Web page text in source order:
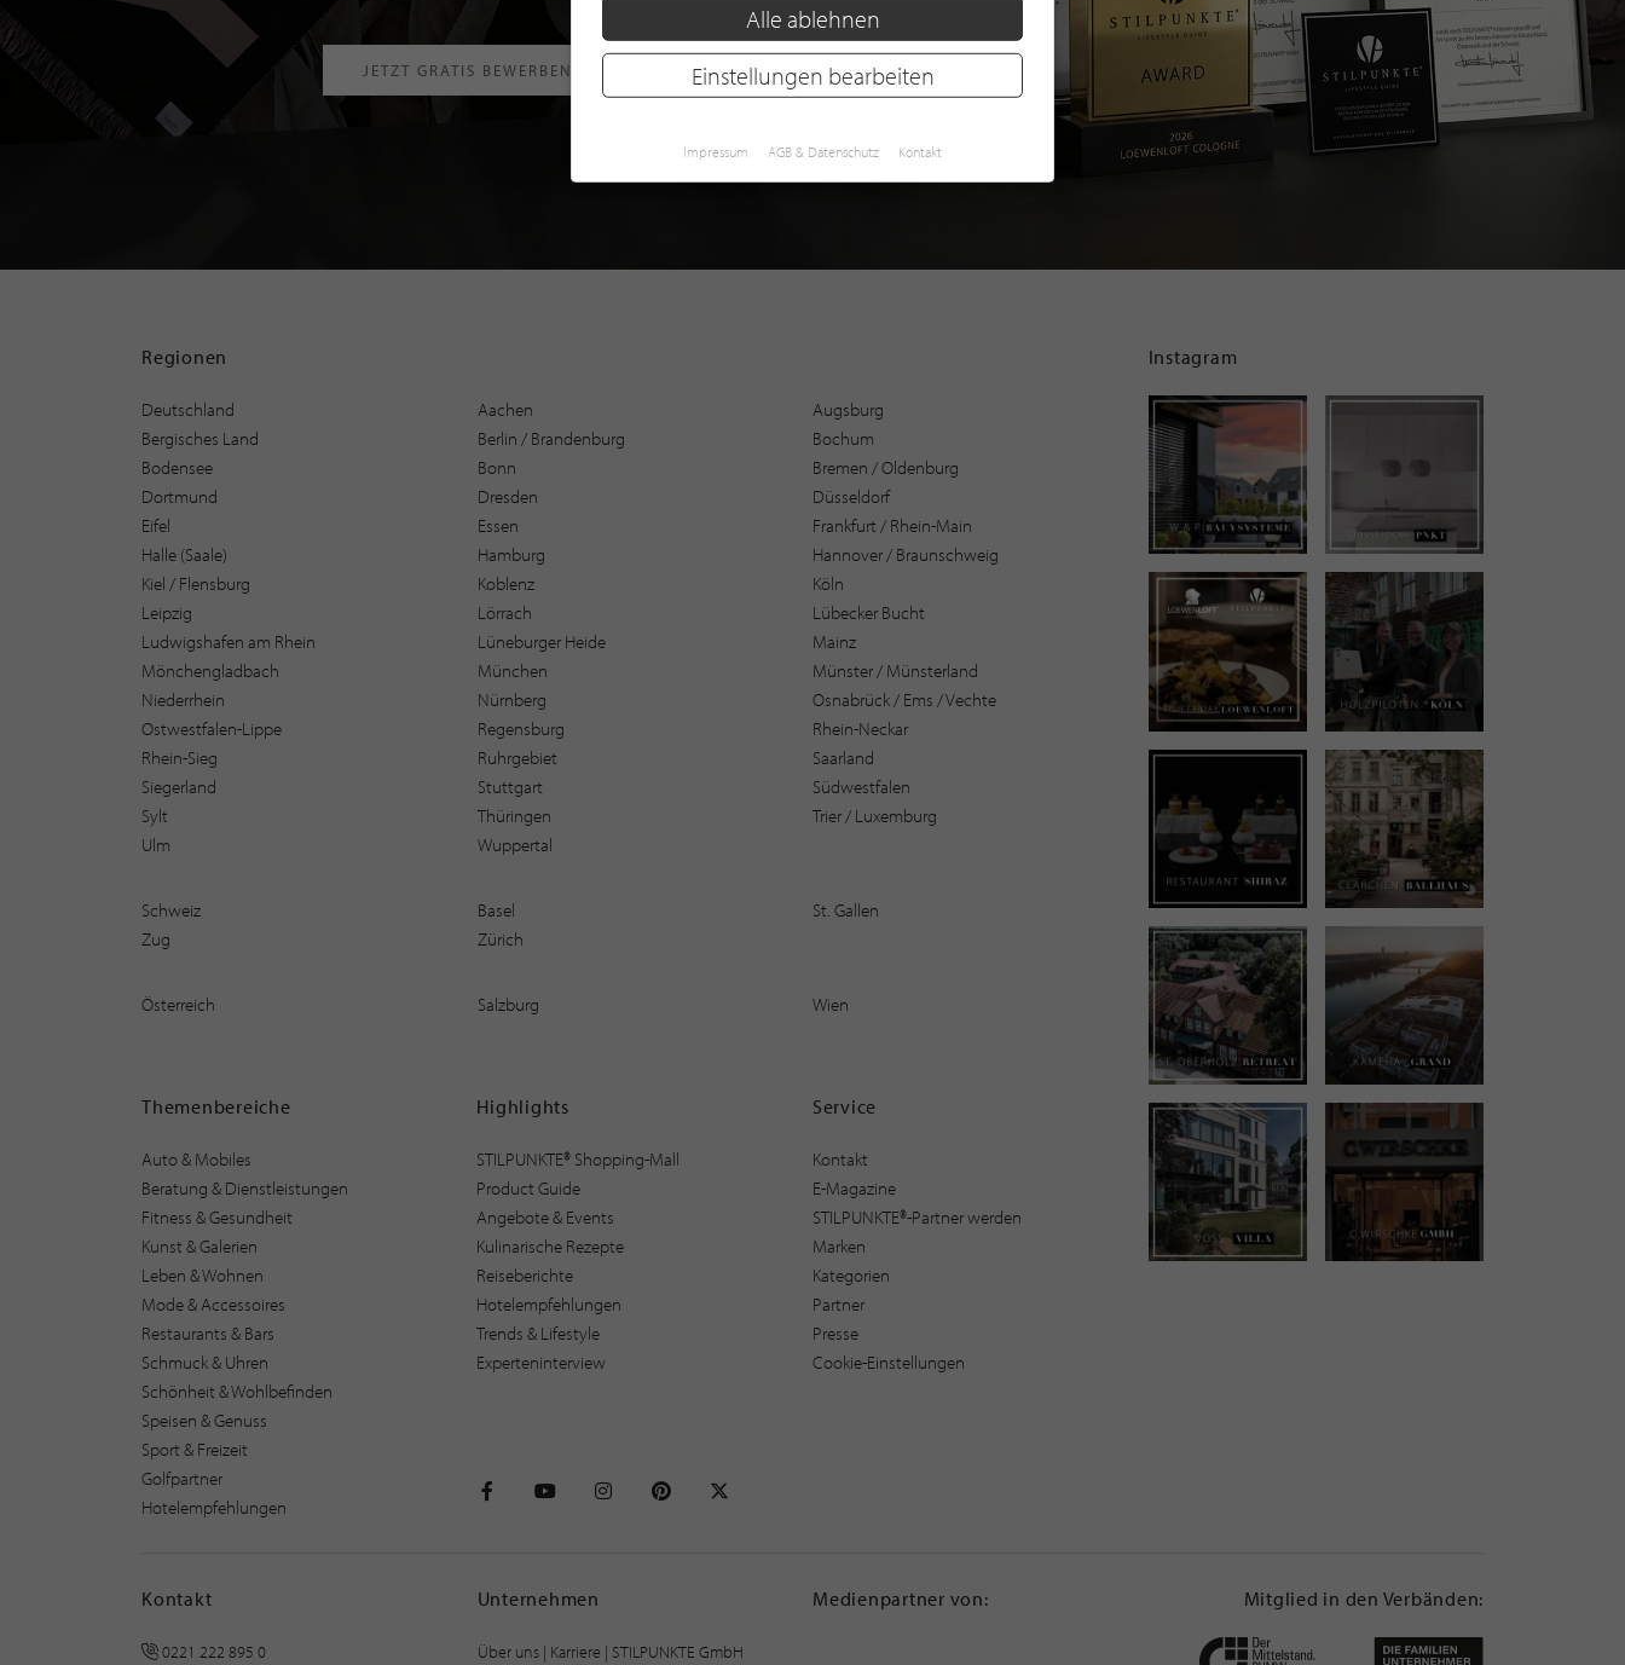
JETZT GRATIS BEWERBEN
Regionen
Deutschland Aachen
Augsburg
Bergisches Land
Berlin / Brandenburg
Bochum
Bodensee
Bonn
Bremen / Oldenburg
Dortmund
Dresden
Düsseldorf
Eifel
Essen
Frankfurt / Rhein-Main
Halle (Saale)
Hamburg
Hannover / Braunschweig
Kiel / Flensburg
Koblenz
Köln
Leipzig
Lörrach
Lübecker Bucht
Ludwigshafen am Rhein
Lüneburger Heide
Mainz
Mönchengladbach
München
Münster / Münsterland
Niederrhein
Nürnberg
Osnabrück / Ems / Vechte
Ostwestfalen-Lippe
Regensburg
Rhein-Neckar
Rhein-Sieg
Ruhrgebiet
Saarland
Siegerland
Stuttgart
Südwestfalen
Sylt
Thüringen
Trier / Luxemburg
Ulm
Wuppertal
Schweiz Basel
St. Gallen
Zug
Zürich
Österreich Salzburg Wien
Themenbereiche
Auto & Mobiles
Beratung & Dienstleistungen
Fitness & Gesundheit
Kunst & Galerien
Leben & Wohnen
Mode & Accessoires
Restaurants & Bars
Schmuck & Uhren
Schönheit & Wohlbefinden
Speisen & Genuss
Sport & Freizeit
Golfpartner
Hotelempfehlungen
Highlights
STILPUNKTE® Shopping-Mall
Product Guide
Angebote & Events
Kulinarische Rezepte
Reiseberichte
Hotelempfehlungen
Trends & Lifestyle
Experteninterview
Service
Kontakt
E-Magazine
STILPUNKTE®-Partner werden
Marken
Kategorien
Partner
Presse
Cookie-Einstellungen
Instagram
Kontakt
0221 222 895 0
Unternehmen
Über uns| Karriere | STILPUNKTE GmbH
Medienpartner von: Mitglied in den Verbänden:
Alle ablehnen
Einstellungen bearbeiten
Impressum AGB & Datenschutz Kontakt